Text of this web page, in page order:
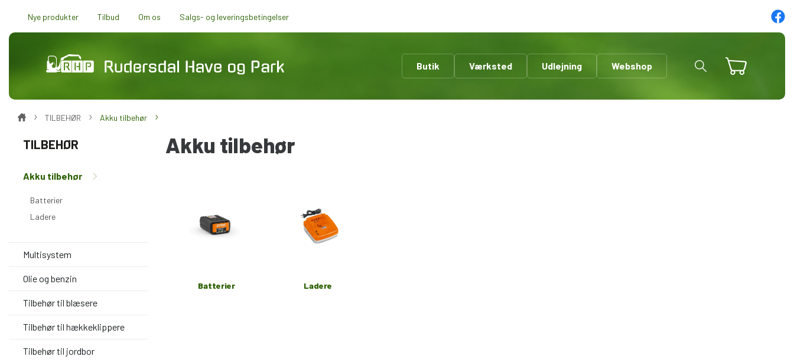
Nye produkter Tilbud Om os Salgs- og leveringsbetingelser
Butik Værksted Udlejning Webshop
TILBEHØR
Akku tilbehør
Batterier
Ladere
Multisystem
Olie og benzin
Tilbehør til blæsere
Tilbehør til hækkeklippere
Tilbehør til jordbor
TILBEHØR Akku tilbehør
Akku tilbehør
Batterier Ladere